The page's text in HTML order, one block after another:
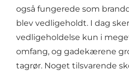
også fungerede som
blev vedligeholdt. I dag
vedligeholdelse kun i
omfang, og gadekærene
tagrør. Noget tilsvarende